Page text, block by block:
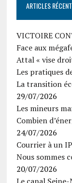
ARTICLES
VICTOIRE
Face aux
Attal « vise
Les pratiques
La transition
29/07/2026
Les mineurs
Combien
24/07/2026
Courrier à un
Nous sommes
20/07/2026